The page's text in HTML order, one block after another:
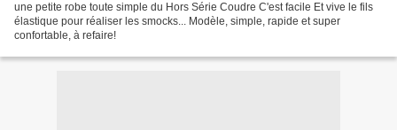
une petite robe toute simple du Hors Série Coudre C'est facile Et vive le fils
élastique pour réaliser les smocks... Modèle, simple, rapide et super
confortable, à refaire!